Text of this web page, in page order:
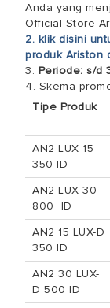
Anda yang
Official Store
2. klik disini
produk Ariston
3. Periode: s/d
4. Skema
Tipe Produk
AN2 LUX 15
350 ID
AN2 LUX 30
800 ID
AN2 15 LUX-D
350 ID
AN2 30 LUX-
D 500 ID